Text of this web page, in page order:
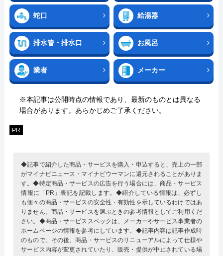
蛇口 給湯器
排水管・排水口 お風呂
業者 メーカー
※本記事は公開時点の情報であり、最新のものとは異なる
場合があります。あらかじめご了承ください。
PR
◆記事で紹介した商品・サービスを購入・申込すると、売上の一部
がマイナビニュース・マイナビウーマンに還元されることがありま
す。◆特定商品・サービスの広告を行う場合には、商品・サービス
情報に「PR」表記を記載します。◆紹介している情報は、必ずし
も個々の商品・サービスの安全性・有効性を示しているわけではあ
りません。商品・サービスを選ぶときの参考情報としてご利用くだ
さい。◆商品・サービススペックは、メーカーやサービス事業者の
ホームページの情報を参考にしています。◆記事内容は記事作成時
のもので、その後、商品・サービスのリニューアルによって仕様や
サービス内容が変更されていたり、販売・提供が中止されている場